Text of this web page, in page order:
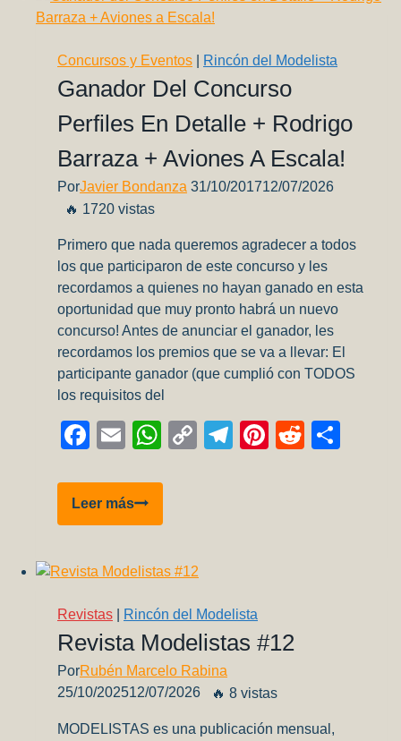
“Blue
Concursos y Eventos
Rincón del Modelista
Ganador Del Concurso
Perfiles En Detalle + Rodrigo
Barraza + Aviones A Escala!
PorJavier Bondanza 31/10/201712/07/2026
🔥 1720 vistas
Primero que nada queremos agradecer a todos
los que participaron de este concurso y les
recordamos a quienes no hayan ganado en esta
oportunidad que muy pronto habrá un nuevo
concurso! Antes de anunciar el ganador, les
recordamos los premios que se va a llevar: El
participante ganador (que cumplió con TODOS
los requisitos del
Facebook
EmailWhatsApp
CopyTelegram
Pinterest
Reddit
Leer másGanador
del
Perfiles
Detalle
Rodrigo
Barraza
+
Revistas Rincón del Modelista
Revista Modelistas #12
PorRubén Marcelo Rabina
25/10/202512/07/2026 🔥 8 vistas
MODELISTAS es una publicación mensual,